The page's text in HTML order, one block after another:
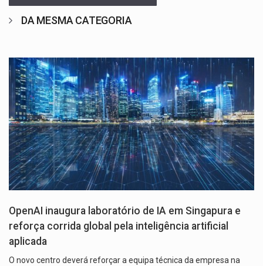
DA MESMA CATEGORIA
OpenAI inaugura laboratório de IA em Singapura e
reforça corrida global pela inteligência artificial
aplicada
O novo centro deverá reforçar a equipa técnica da empresa na